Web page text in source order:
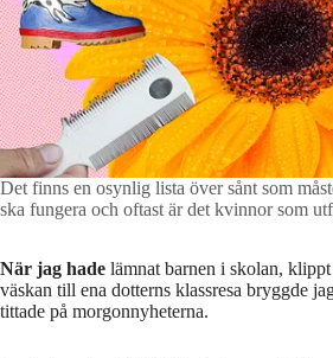
Det finns en osynlig lista över sånt som
ska fungera och oftast är det kvinnor som
När jag hade lämnat barnen i skolan,
väskan till ena dotterns klassresa bryggde
tittade på morgonnyheterna.